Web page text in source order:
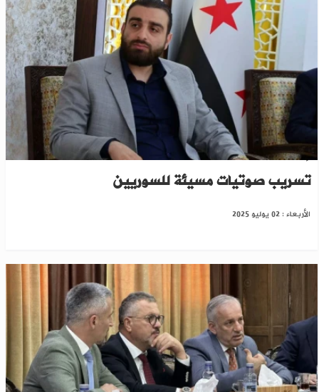
إحالة موظفة بشركة غاز حمص للتحقيق بعد
تسريب صوتيات مسيئة للسوريين
الأربعاء : 02 يوليو 2025